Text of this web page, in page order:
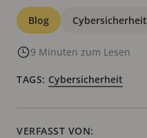
Kategorien
Blog Cybersicherheit
9 Minuten zum Lesen
TAGS: Cybersicherheit
VERFASST VON: